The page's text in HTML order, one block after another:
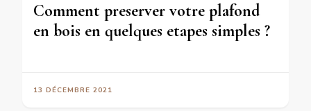
Comment preserver votre plafond
en bois en quelques etapes simples ?
13 DÉCEMBRE 2021